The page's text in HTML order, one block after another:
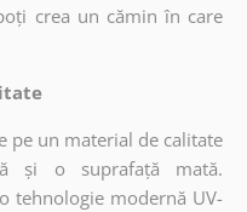
crea un cămin în care
pe un material de calitate
și o suprafață mată.
tehnologie modernă UV-